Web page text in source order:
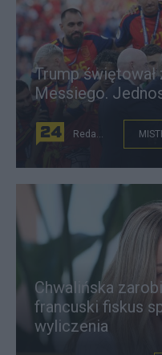
Trump świętował
Messiego.
Redakcja
Chwalińska
francuski fiskus
wyliczenia